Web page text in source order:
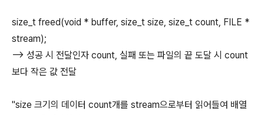
size_t freed(void * buffer, size_t size, size_t count, FILE *
stream);
--> 성공 시 전달인자 count, 실패 또는 파일의 끝 도달 시 count
보다 작은 값 전달
"size 크기의 데이터 count개를 stream으로부터 읽어들여 배열